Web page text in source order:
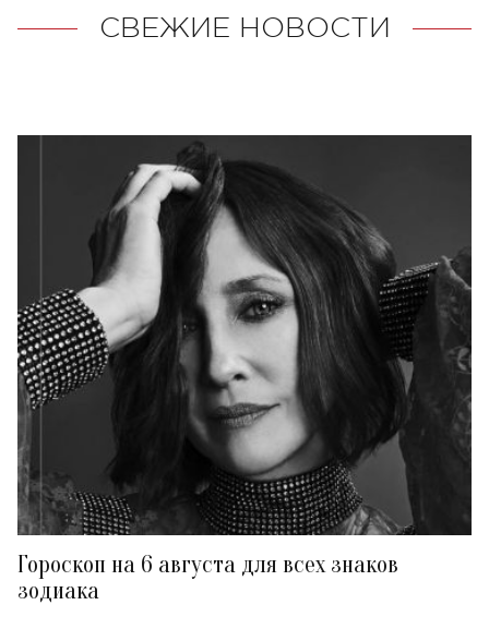
СВЕЖИЕ НОВОСТИ
Гороскоп на 6 августа для всех знаков
зодиака